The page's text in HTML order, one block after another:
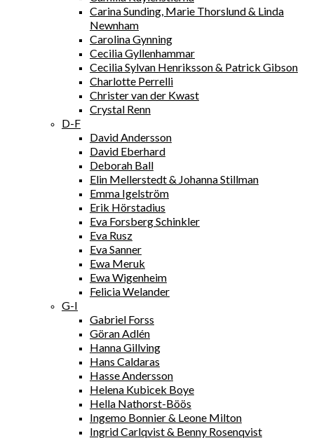
Carina Sunding, Marie Thorslund & Linda
Newnham
Carolina Gynning
Cecilia Gyllenhammar
Cecilia Sylvan Henriksson & Patrick Gibson
Charlotte Perrelli
Christer van der Kwast
Crystal Renn
D-F
David Andersson
David Eberhard
Deborah Ball
Elin Mellerstedt & Johanna Stillman
Emma Igelström
Erik Hörstadius
Eva Forsberg Schinkler
Eva Rusz
Eva Sanner
Ewa Meruk
Ewa Wigenheim
Felicia Welander
G-I
Gabriel Forss
Göran Adlén
Hanna Gillving
Hans Caldaras
Hasse Andersson
Helena Kubicek Boye
Hella Nathorst-Böös
Ingemo Bonnier & Leone Milton
Ingrid Carlqvist & Benny Rosenqvist